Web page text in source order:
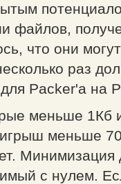
файлов,
что они
раз
Packer'а на
меньше 1Кб
меньше
Минимизация
с нулем.